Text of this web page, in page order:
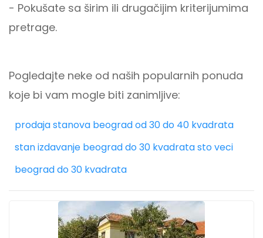
- Pokušate sa širim ili drugačijim kriterijumima
pretrage.
Pogledajte neke od naših popularnih ponuda
koje bi vam mogle biti zanimljive:
prodaja stanova beograd od 30 do 40 kvadrata
stan izdavanje beograd do 30 kvadrata sto veci
beograd do 30 kvadrata